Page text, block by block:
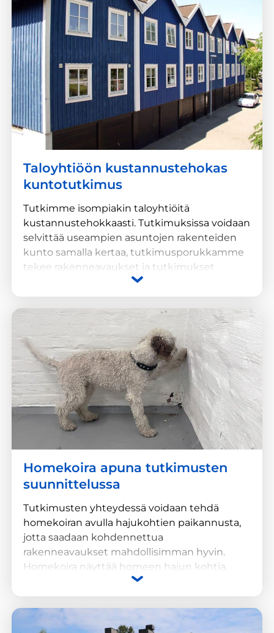
Taloyhtiöön kustannustehokas
kuntotutkimus
Tutkimme isompiakin taloyhtiöitä
kustannustehokkaasti. Tutkimuksissa voidaan
selvittää useampien asuntojen rakenteiden
kunto samalla kertaa, tutkimusporukkamme
tekee rakenneavaukset ja tutkimukset
tehokkaasti ja nopeasti yksittäisiin asuntoihin.
Tutkimukset suunnitellaan niin, että
rakenteista ja eri asunnoista saadaan
mahdollisimman kattava kokonaiskuva,
taloyhtiön päätöksiä varten.
Homekoira apuna tutkimusten
suunnittelussa
Tutkimusten yhteydessä voidaan tehdä
homekoiran avulla hajukohtien paikannusta,
jotta saadaan kohdennettua
rakenneavaukset mahdollisimman hyvin.
Homekoira näyttää homeen hajun kohtia,
tutkimukset ja rakenneavauskohdat
suunnitellaan niin, että mahdollisimman
pienellä määrällä avauksia voidaan saada
mahdollisimman kattava kuva rakenteiden